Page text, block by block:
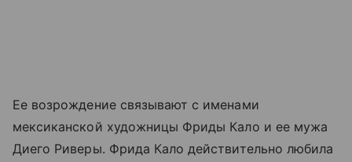
Ее возрождение связывают с именами
мексиканской художницы Фриды Кало и ее мужа
Диего Риверы. Фрида Кало действительно любила